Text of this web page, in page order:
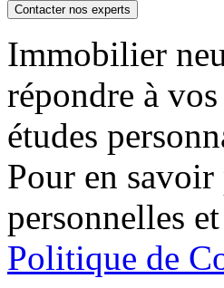
Contacter nos experts
Immobilier
répondre à
études
Pour en
personnelles
Politique de